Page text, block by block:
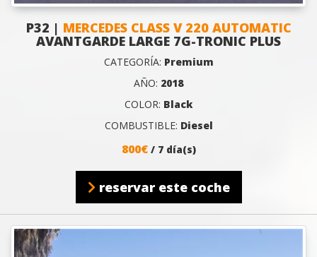
P32 | MERCEDES CLASS V 220 AUTOMATIC
AVANTGARDE LARGE 7G-TRONIC PLUS
CATEGORÍA: Premium
AÑO: 2018
COLOR: Black
COMBUSTIBLE: Diesel
800€ / 7 día(s)
reservar este coche